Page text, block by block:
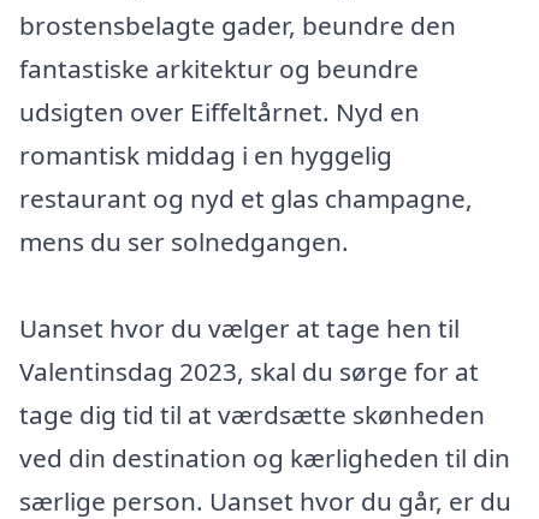
brostensbelagte gader, beundre den
fantastiske arkitektur og beundre
udsigten over Eiffeltårnet. Nyd en
romantisk middag i en hyggelig
restaurant og nyd et glas champagne,
mens du ser solnedgangen.
Uanset hvor du vælger at tage hen til
Valentinsdag 2023, skal du sørge for at
tage dig tid til at værdsætte skønheden
ved din destination og kærligheden til din
særlige person. Uanset hvor du går, er du